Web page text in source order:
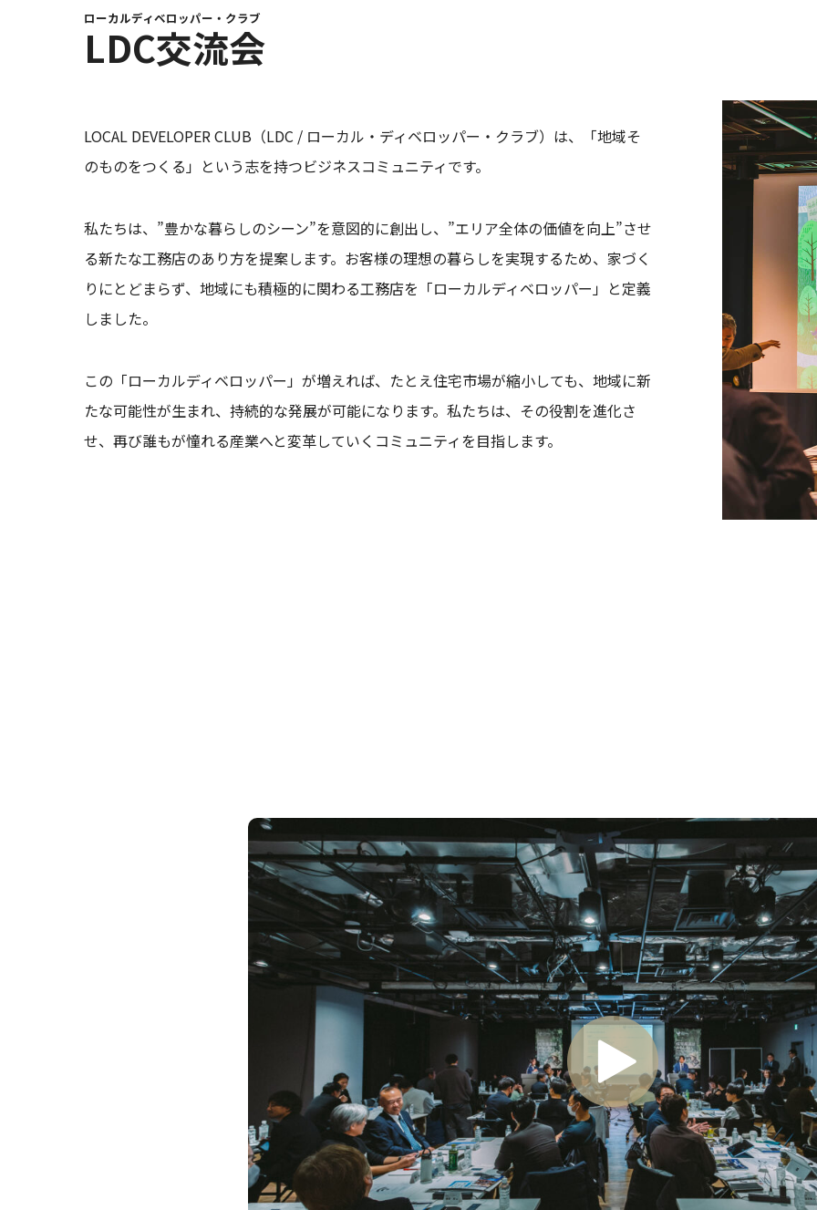
LDC交流会
ローカルディベロッパー・クラブ
LOCAL DEVELOPER CLUB（LDC / ローカル・ディベロッパー・クラブ）は、「地域そ
のものをつくる」という志を持つビジネスコミュニティです。
私たちは、”豊かな暮らしのシーン”を意図的に創出し、”エリア全体の価値を向上”させ
る新たな工務店のあり方を提案します。お客様の理想の暮らしを実現するため、家づく
りにとどまらず、地域にも積極的に関わる工務店を「ローカルディベロッパー」と定義
しました。
この「ローカルディベロッパー」が増えれば、たとえ住宅市場が縮小しても、地域に新
たな可能性が生まれ、持続的な発展が可能になります。私たちは、その役割を進化さ
せ、再び誰もが憧れる産業へと変革していくコミュニティを目指します。